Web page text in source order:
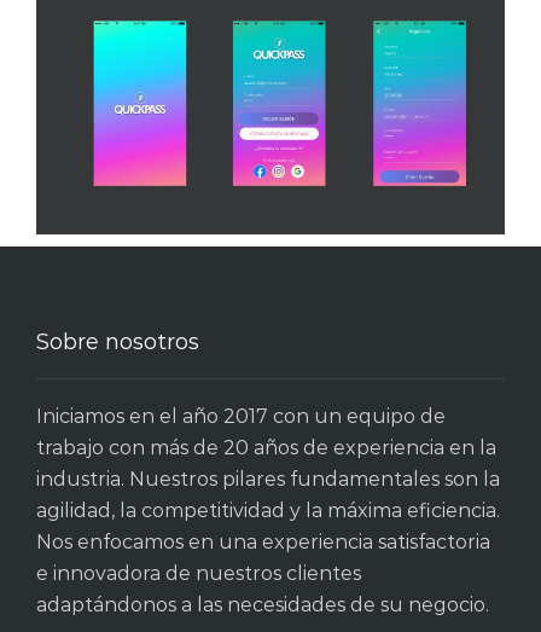
Sobre nosotros
Iniciamos en el año 2017 con un equipo de
trabajo con más de 20 años de experiencia en la
industria. Nuestros pilares fundamentales son la
agilidad, la competitividad y la máxima eficiencia.
Nos enfocamos en una experiencia satisfactoria
e innovadora de nuestros clientes
adaptándonos a las necesidades de su negocio.